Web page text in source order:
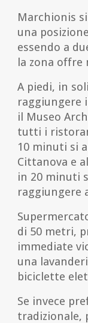
Marchionis
una
essendo a
la zona
A piedi, in
raggiungere
il Museo
tutti i
10 minuti si
Cittanova e
in 20 minuti
raggiungere
di 50 metri,
immediate
una
biciclette
Se invece
tradizionale,